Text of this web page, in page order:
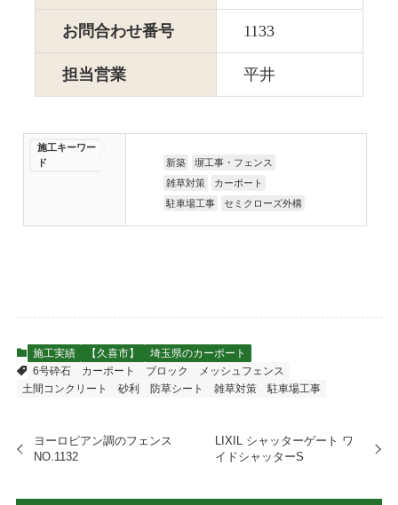
お問合わせ番号 1133
担当営業 平井
施工キーワー
ド
新築
塀工事・フェンス
雑草対策
カーポート
駐車場工事
セミクローズ外構
施工実績 【久喜市】
埼玉県のカーポート
6号砕石
カーポート ブロック
メッシュフェンス
土間コンクリート
砂利 防草シート 雑草対策 駐車場工事
ヨーロピアン調のフェンス
NO.1132
LIXIL シャッターゲート ワ
イドシャッターS